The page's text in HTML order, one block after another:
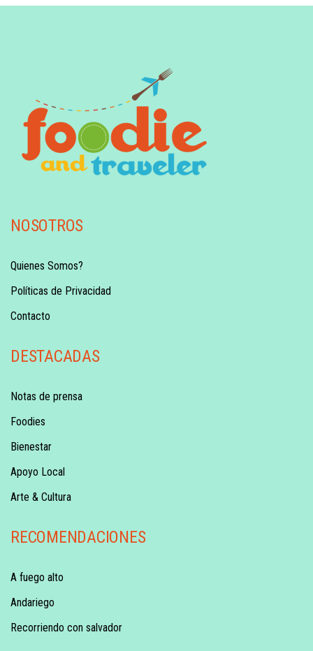
NOSOTROS
Quienes Somos?
Políticas de Privacidad
Contacto
DESTACADAS
Notas de prensa
Foodies
Bienestar
Apoyo Local
Arte & Cultura
RECOMENDACIONES
A fuego alto
Andariego
Recorriendo con salvador